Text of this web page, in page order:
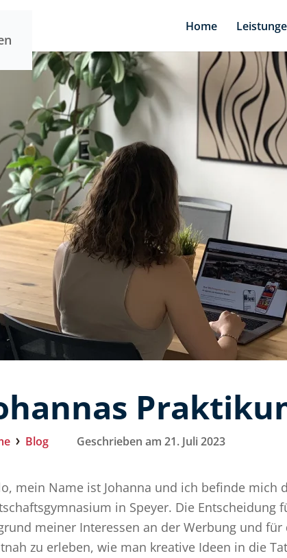
Home
Blog Geschrieben am 21. Juli 2023
mein Name ist Johanna und ich befinde mich
in Speyer. Die
meiner Interessen an der Werbung und
zu erleben, wie man kreative Ideen in die